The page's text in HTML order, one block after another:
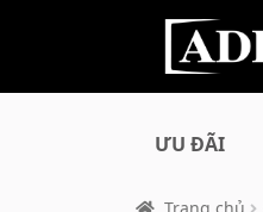
ƯU ĐÃI